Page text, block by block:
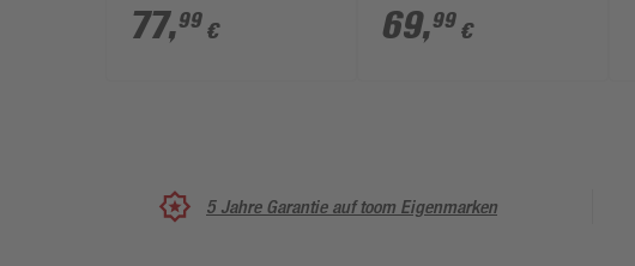
77,99 €
16,9 cm
69,99 €
5 Jahre Garantie auf toom Eigenmarken